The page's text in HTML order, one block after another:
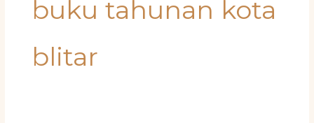
buku tahunan kota
blitar